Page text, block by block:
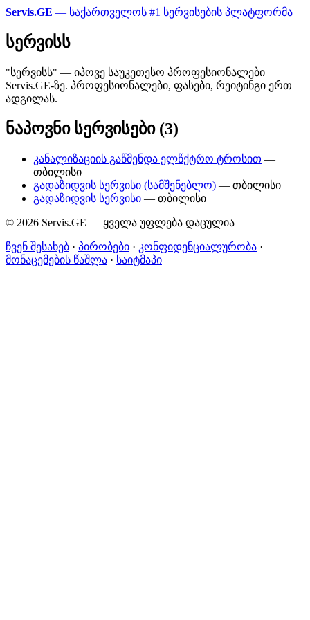
Servis.GE — საქართველოს #1 სერვისების პლატფორმა
სერვისს
"სერვისს" — იპოვე საუკეთესო პროფესიონალები
Servis.GE-ზე. პროფესიონალები, ფასები, რეიტინგი ერთ
ადგილას.
ნაპოვნი სერვისები (3)
კანალიზაციის გაწმენდა ელწქტრო ტროსით —
თბილისი
გადაზიდვის სერვისი (სამშენებლო) — თბილისი
გადაზიდვის სერვისი — თბილისი
© 2026 Servis.GE — ყველა უფლება დაცულია
ჩვენ შესახებ · პირობები · კონფიდენციალურობა ·
მონაცემების წაშლა · საიტმაპი